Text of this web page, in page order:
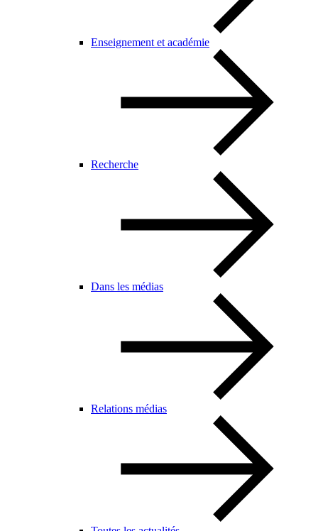
Enseignement et académie
Recherche
Dans les médias
Relations médias